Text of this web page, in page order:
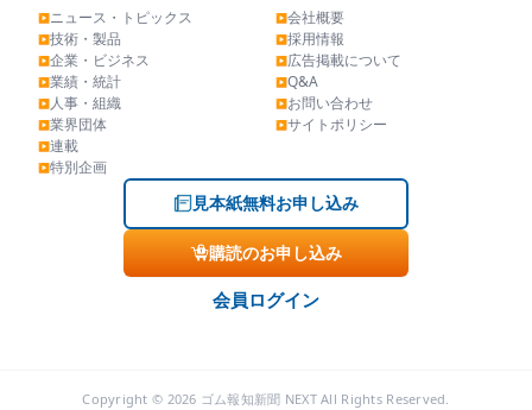
▶ニュース・トピックス
▶技術・製品
▶企業・ビジネス
▶業績・統計
▶人事・組織
▶業界団体
▶連載
▶特別企画
▶会社概要
▶採用情報
▶広告掲載について
▶Q&A
▶お問い合わせ
▶サイトポリシー
見本紙無料お申し込み
購読のお申し込み
会員ログイン
Copyright © 2026 ゴム報知新聞 NEXT All Rights Reserved.